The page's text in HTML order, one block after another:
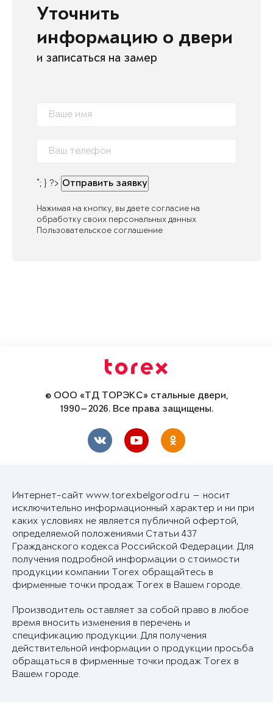
Уточнить
информацию о двери
и записаться на замер
"; } ?> Отправить заявку
Нажимая на кнопку, вы даете согласие на
обработку своих персональных данных
Пользовательское соглашение
© ООО «ТД ТОРЭКС» стальные двери,
1990—2026. Все права защищены.
Интернет-сайт www.torexbelgorod.ru — носит
исключительно информационный характер и ни при
каких условиях не является публичной офертой,
определяемой положениями Статьи 437
Гражданского кодекса Российской Федерации. Для
получения подробной информации о стоимости
продукции компании Torex обращайтесь в
фирменные точки продаж Torex в Вашем городе.
Производитель оставляет за собой право в любое
время вносить изменения в перечень и
спецификацию продукции. Для получения
действительной информации о продукции просьба
обращаться в фирменные точки продаж Torex в
Вашем городе.